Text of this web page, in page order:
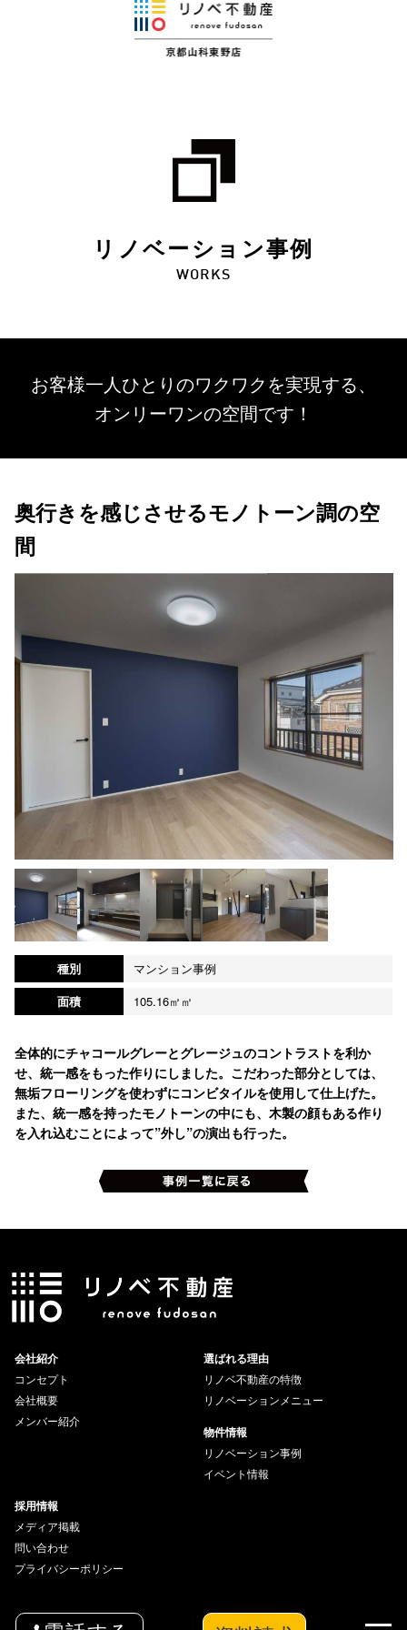
リノベーション事例
WORKS
お客様一人ひとりのワクワクを実現する、
オンリーワンの空間です！
奥行きを感じさせるモノトーン調の空
間
種別
マンション事例
面積
105.16㎡㎡
全体的にチャコールグレーとグレージュのコントラストを利か
せ、統一感をもった作りにしました。こだわった部分としては、
無垢フローリングを使わずにコンビタイルを使用して仕上げた。
また、統一感を持ったモノトーンの中にも、木製の顔もある作り
を入れ込むことによって”外し”の演出も行った。
会社紹介
コンセプト
会社概要
メンバー紹介
選ばれる理由
リノベ不動産の特徴
リノベーションメニュー
物件情報
リノベーション事例
イベント情報
採用情報
メディア掲載
問い合わせ
プライバシーポリシー